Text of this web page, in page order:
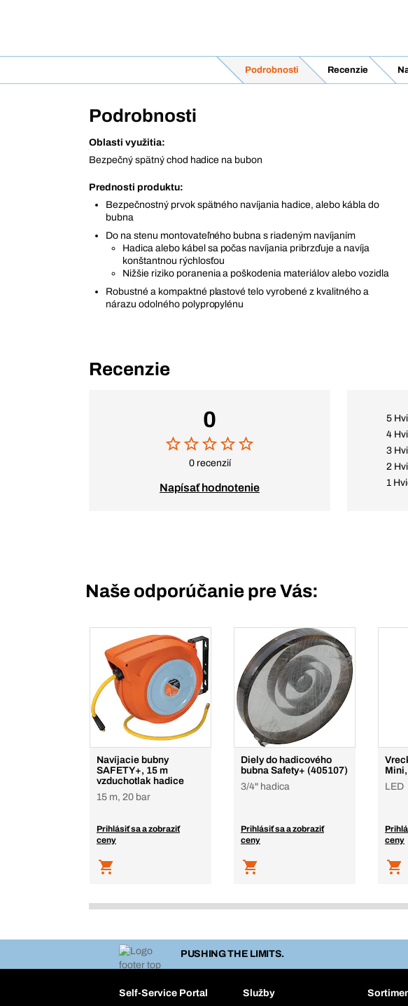
Podrobnosti Recenzie
Podrobnosti
Oblasti využitia:
Bezpečný spätný chod hadice na bubon
Prednosti produktu:
Bezpečnostný prvok spätného navíjania hadice, alebo kábla do
bubna
Do na stenu montovateľného bubna s riadeným navíjaním
Hadica alebo kábel sa počas navíjania pribrzďuje a navíja
konštantnou rýchlosťou
Nižšie riziko poranenia a poškodenia materiálov alebo vozidla
Robustné a kompaktné plastové telo vyrobené z kvalitného a
nárazu odolného polypropylénu
Recenzie
0
0 recenzií
Napísať hodnotenie
5
4
3
2
1
Naše odporúčanie pre Vás:
Navíjacie bubny
SAFETY+, 15 m
vzduchotlak hadice
15 m, 20 bar
Prihlásiť sa a zobraziť
ceny
Diely do hadicového
bubna Safety+ (405107)
3/4" hadica
Prihlásiť sa a zobraziť
ceny
LED
ceny
PUSHING THE LIMITS.
Self-Service Portal Služby